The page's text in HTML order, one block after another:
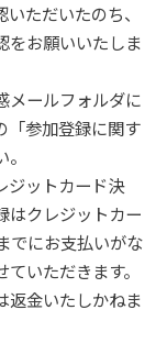
ただいたのち、
をお願いいたしま
メールフォルダに
「参加登録に関す
ジットカード決
はクレジットカー
でにお支払いがな
いただきます。
返金いたしかねま